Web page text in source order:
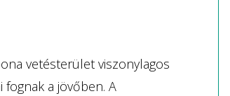
vetésterület viszonylagos
a jövőben. A